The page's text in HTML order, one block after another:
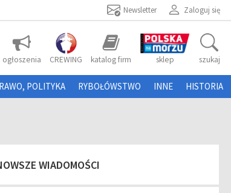
Zaloguj się
Newsletter
ogłoszenia CREWING katalog firm sklep szukaj
POLITYKA RYBOŁÓWSTWO INNE HISTORIA
WIADOMOŚCI